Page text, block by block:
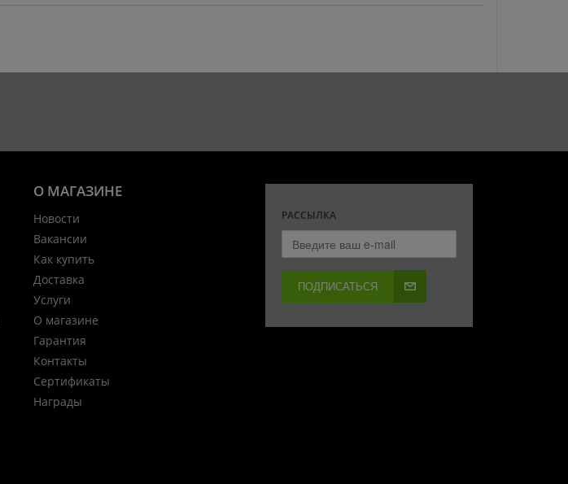
О МАГАЗИНЕ
Новости
Вакансии
Как купить
Доставка
Услуги
О магазине
Гарантия
Контакты
Сертификаты
Награды
РАССЫЛКА
ПОДПИСАТЬСЯ